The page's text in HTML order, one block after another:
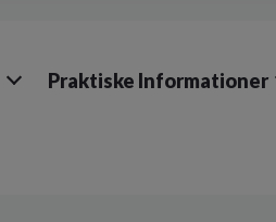
Praktiske Informationer